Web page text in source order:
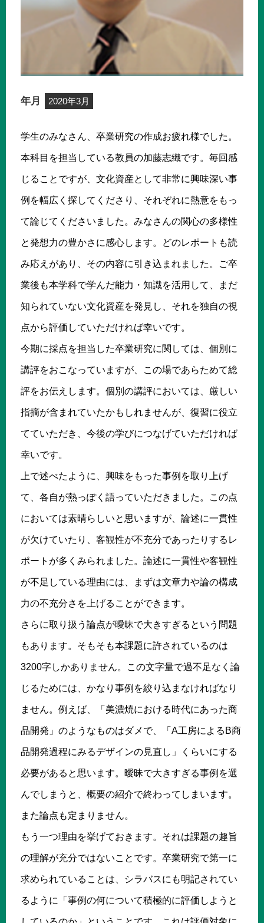
年月 2020年3月
学生のみなさん、卒業研究の作成お疲れ様でした。
本科目を担当している教員の加藤志織です。毎回感
じることですが、文化資産として非常に興味深い事
例を幅広く探してくださり、それぞれに熱意をもっ
て論じてくださいました。みなさんの関心の多様性
と発想力の豊かさに感心します。どのレポートも読
み応えがあり、その内容に引き込まれました。ご卒
業後も本学科で学んだ能力・知識を活用して、まだ
知られていない文化資産を発見し、それを独自の視
点から評価していただければ幸いです。
今期に採点を担当した卒業研究に関しては、個別に
講評をおこなっていますが、この場であらためて総
評をお伝えします。個別の講評においては、厳しい
指摘が含まれていたかもしれませんが、復習に役立
てていただき、今後の学びにつなげていただければ
幸いです。
上で述べたように、興味をもった事例を取り上げ
て、各自が熱っぽく語っていただきました。この点
においては素晴らしいと思いますが、論述に一貫性
が欠けていたり、客観性が不充分であったりするレ
ポートが多くみられました。論述に一貫性や客観性
が不足している理由には、まずは文章力や論の構成
力の不充分さを上げることができます。
さらに取り扱う論点が曖昧で大きすぎるという問題
もあります。そもそも本課題に許されているのは
3200字しかありません。この文字量で過不足なく論
じるためには、かなり事例を絞り込まなければなり
ません。例えば、「美濃焼における時代にあった商
品開発」のようなものはダメで、「A工房によるB商
品開発過程にみるデザインの見直し」くらいにする
必要があると思います。曖昧で大きすぎる事例を選
んでしまうと、概要の紹介で終わってしまいます。
また論点も定まりません。
もう一つ理由を挙げておきます。それは課題の趣旨
の理解が充分ではないことです。卒業研究で第一に
求められていることは、シラバスにも明記されてい
るように「事例の何について積極的に評価しようと